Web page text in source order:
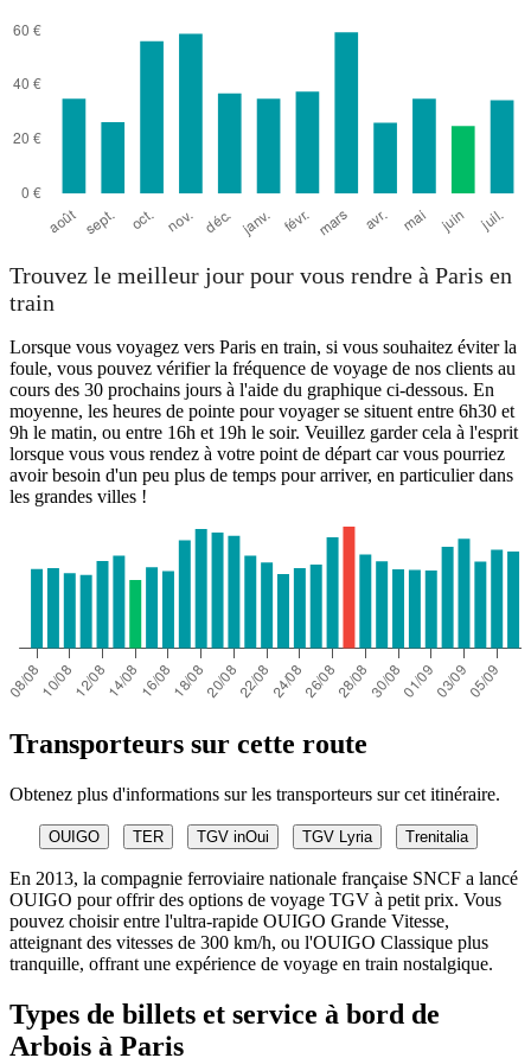
Trouvez le meilleur jour pour vous rendre à Paris en
train
Lorsque vous voyagez vers Paris en train, si vous souhaitez éviter la
foule, vous pouvez vérifier la fréquence de voyage de nos clients au
cours des 30 prochains jours à l'aide du graphique ci-dessous. En
moyenne, les heures de pointe pour voyager se situent entre 6h30 et
9h le matin, ou entre 16h et 19h le soir. Veuillez garder cela à l'esprit
lorsque vous vous rendez à votre point de départ car vous pourriez
avoir besoin d'un peu plus de temps pour arriver, en particulier dans
les grandes villes !
Transporteurs sur cette route
Obtenez plus d'informations sur les transporteurs sur cet itinéraire.
OUIGO TER TGV inOui TGV Lyria Trenitalia
En 2013, la compagnie ferroviaire nationale française SNCF a lancé
OUIGO pour offrir des options de voyage TGV à petit prix. Vous
pouvez choisir entre l'ultra-rapide OUIGO Grande Vitesse,
atteignant des vitesses de 300 km/h, ou l'OUIGO Classique plus
tranquille, offrant une expérience de voyage en train nostalgique.
Types de billets et service à bord de
Arbois à Paris